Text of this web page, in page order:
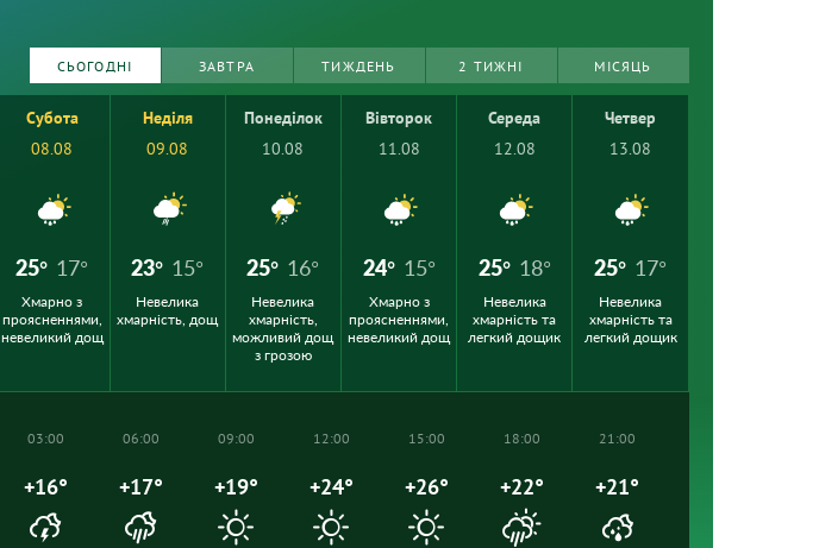
СЬОГОДНІ ЗАВТРА ТИЖДЕНЬ 2 ТИЖНІ МІСЯЦЬ
Субота
08.08
25° 17°
Хмарно з
проясненнями,
невеликий дощ
Неділя
09.08
23° 15°
Невелика
хмарність, дощ
Понеділок
10.08
25° 16°
Невелика
хмарність,
можливий дощ
з грозою
Вівторок
11.08
24° 15°
Хмарно з
проясненнями,
невеликий дощ
Середа
12.08
25° 18°
Невелика
хмарність та
легкий дощик
Четвер
13.08
25° 17°
Невелика
хмарність та
легкий дощик
03:00
+16°
06:00
+17°
09:00
+19°
12:00
+24°
15:00
+26°
18:00
+22°
21:00
+21°